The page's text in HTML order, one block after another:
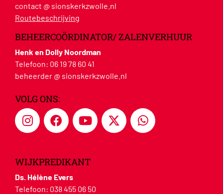
contact @ sionskerkzwolle.nl
Routebeschrijving
BEHEERCOÖRDINATOR/ ZALENVERHUUR
Henk en Dolly Noordman
Telefoon: 06 19 78 60 41
beheerder @ sionskerkzwolle.nl
VOLG ONS:
WIJKPREDIKANT
Ds. Hélène Evers
Telefoon: 038 455 06 50